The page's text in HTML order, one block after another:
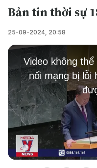
Bản tin thời sự
25-09-2024, 20:58
This
modal
window.
Video không
nối mạng bị lỗi